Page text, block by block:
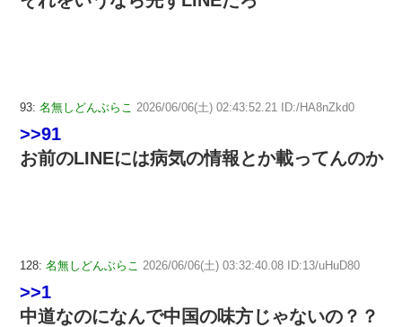
93: 名無しどんぶらこ 2026/06/06(土) 02:43:52.21 ID:/HA8nZkd0
>>91
お前のLINEには病気の情報とか載ってんのか
128: 名無しどんぶらこ 2026/06/06(土) 03:32:40.08 ID:13/uHuD80
>>1
中道なのになんで中国の味方じゃないの？？